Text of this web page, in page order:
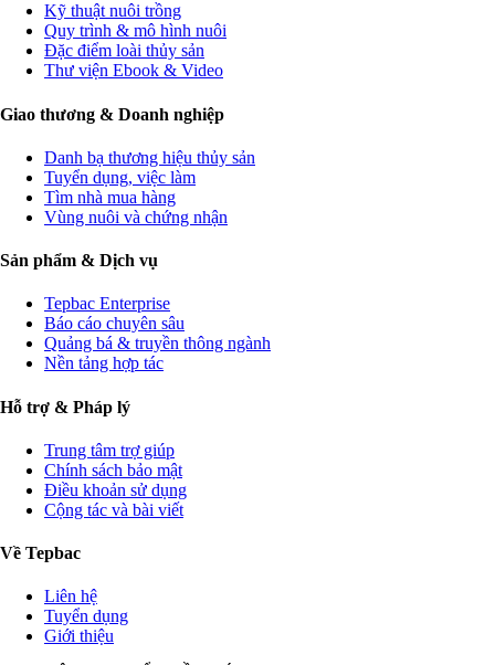
Kỹ thuật nuôi trồng
Quy trình & mô hình nuôi
Đặc điểm loài thủy sản
Thư viện Ebook & Video
Giao thương & Doanh nghiệp
Danh bạ thương hiệu thủy sản
Tuyển dụng, việc làm
Tìm nhà mua hàng
Vùng nuôi và chứng nhận
Sản phẩm & Dịch vụ
Tepbac Enterprise
Báo cáo chuyên sâu
Quảng bá & truyền thông ngành
Nền tảng hợp tác
Hỗ trợ & Pháp lý
Trung tâm trợ giúp
Chính sách bảo mật
Điều khoản sử dụng
Cộng tác và bài viết
Về Tepbac
Liên hệ
Tuyển dụng
Giới thiệu